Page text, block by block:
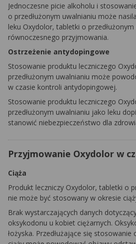
Jednoczesne picie alkoholu i
o przedłużonym uwalnianiu może
leku Oxydolor, tabletki o
równoczesnego przyjmowania.
Ostrzeżenie antydopingowe
Stosowanie produktu leczniczego
przedłużonym uwalnianiu może
w czasie kontroli antydopingowej.
Stosowanie produktu leczniczego
przedłużonym uwalnianiu jako leku
stanowić niebezpieczeństwo dla
Przyjmowanie Oxydolor w
Ciąża
Produkt leczniczy Oxydolor, tabletki o
nie może być stosowany w okresie
Brak wystarczających danych
oksykodonu u kobiet ciężarnych.
łożyska. Przedłużające się